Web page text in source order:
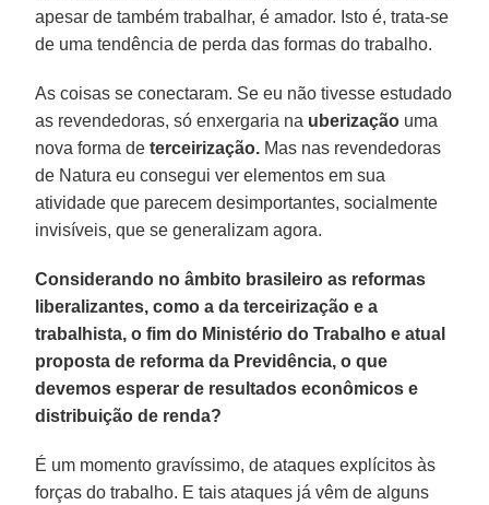
apesar de também trabalhar, é amador. Isto é, trata-se
de uma tendência de perda das formas do trabalho.
As coisas se conectaram. Se eu não tivesse estudado
as revendedoras, só enxergaria na uberização uma
nova forma deterceirização. Mas nas revendedoras
de Natura eu consegui ver elementos em sua
atividade que parecem desimportantes, socialmente
invisíveis, que se generalizam agora.
Considerando no âmbito brasileiro as reformas
liberalizantes, como a da terceirização e a
trabalhista, o fim do Ministério do Trabalho e atual
proposta de reforma da Previdência, o que
devemos esperar de resultados econômicos e
distribuição de renda?
É um momento gravíssimo, de ataques explícitos às
forças do trabalho. E tais ataques já vêm de alguns